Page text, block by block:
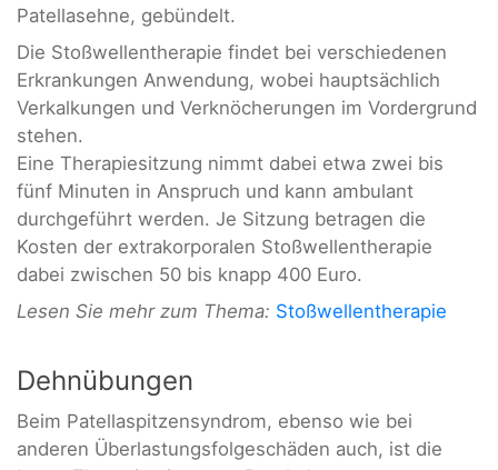
Patellasehne, gebündelt.
Die Stoßwellentherapie findet bei verschiedenen
Erkrankungen Anwendung, wobei hauptsächlich
Verkalkungen und Verknöcherungen im Vordergrund
stehen.
Eine Therapiesitzung nimmt dabei etwa zwei bis
fünf Minuten in Anspruch und kann ambulant
durchgeführt werden. Je Sitzung betragen die
Kosten der extrakorporalen Stoßwellentherapie
dabei zwischen 50 bis knapp 400 Euro.
Lesen Sie mehr zum Thema: Stoßwellentherapie
Dehnübungen
Beim Patellaspitzensyndrom, ebenso wie bei
anderen Überlastungsfolgeschäden auch, ist die